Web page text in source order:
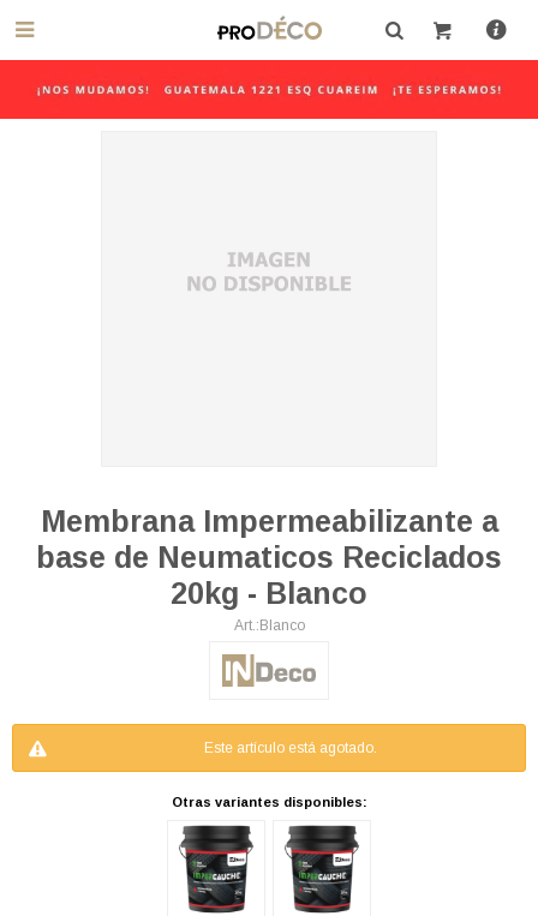

Membrana Impermeabilizante a
base de Neumaticos Reciclados
20kg - Blanco
Blanco
Este artículo está agotado.
Otras variantes disponibles: